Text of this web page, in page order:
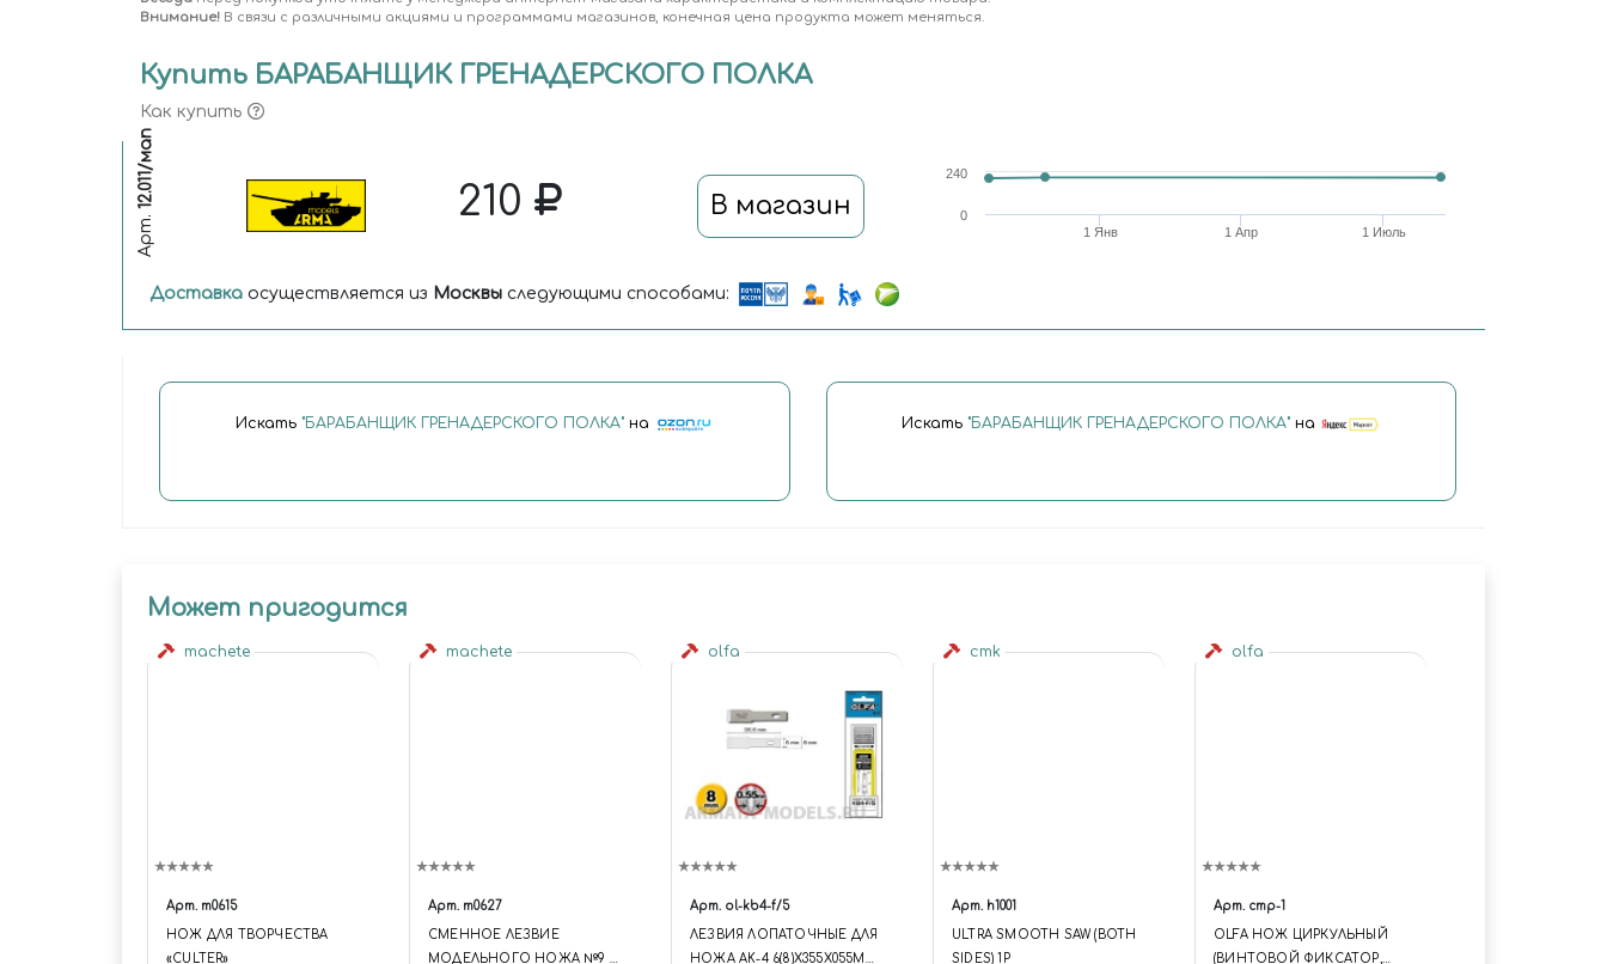
Внимание! В связи с различными акциями и программами магазинов, конечная цена продукта может меняться.
Купить БАРАБАНЩИК ГРЕНАДЕРСКОГО ПОЛКА
Как купить
Арт.
12.011/мап 210 В магазин
1 Янв 1 Апр 1 Июль
0
240
Доставка осуществляется из Москвы следующими способами:
Искать "БАРАБАНЩИК ГРЕНАДЕРСКОГО ПОЛКА"на Искать "БАРАБАНЩИК ГРЕНАДЕРСКОГО ПОЛКА" на
Может пригодится
machete
Арт. m0615
НОЖ ДЛЯ ТВОРЧЕСТВА
«CULTER»
machete
Арт. m0627
СМЕННОЕ ЛЕЗВИЕ
МОДЕЛЬНОГО НОЖА №9 10
olfa
Арт. ol-kb4-f/5
ЛЕЗВИЯ ЛОПАТОЧНЫЕ ДЛЯ
НОЖА AK-4 6(8)Х355Х055ММ
cmk
Арт. h1001
ULTRA SMOOTH SAW (BOTH
SIDES) 1P
olfa
Арт. cmp-1
OLFA НОЖ ЦИРКУЛЬНЫЙ
(ВИНТОВОЙ ФИКСАТОР,